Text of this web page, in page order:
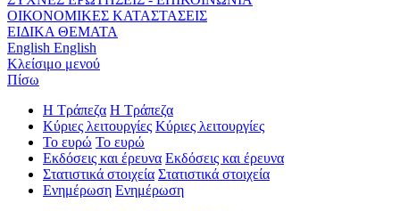
ΟΙΚΟΝΟΜΙΚΕΣ ΚΑΤΑΣΤΑΣΕΙΣ
ΕΙΔΙΚΑ ΘΕΜΑΤΑ
English English
Κλείσιμο μενού
Πίσω
Η Τράπεζα Η Τράπεζα
Κύριες λειτουργίες Κύριες λειτουργίες
Το ευρώ Το ευρώ
Εκδόσεις και έρευνα Εκδόσεις και έρευνα
Στατιστικά στοιχεία Στατιστικά στοιχεία
Ενημέρωση Ενημέρωση